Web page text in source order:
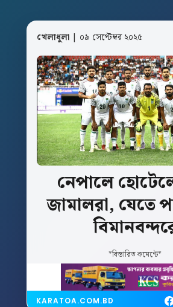
খেলাধুলা | ০৯ সেপ্টেম্বর ২০২৫
নেপালে
জামালরা, যেতে
*বিস্তারিত কমেন্টে*
KARATOA.COM.BD